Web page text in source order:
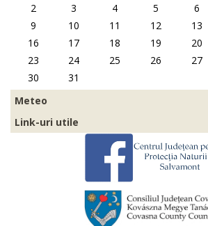
2
3 4 5 6
9
10 11 12 13
16
17 18 19 20
23
24 25 26 27
30
31
Meteo
Link-uri utile